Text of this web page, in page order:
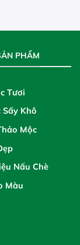
PHẨM
Tươi
Sấy Khô
Mộc
Nấu Chè
Màu